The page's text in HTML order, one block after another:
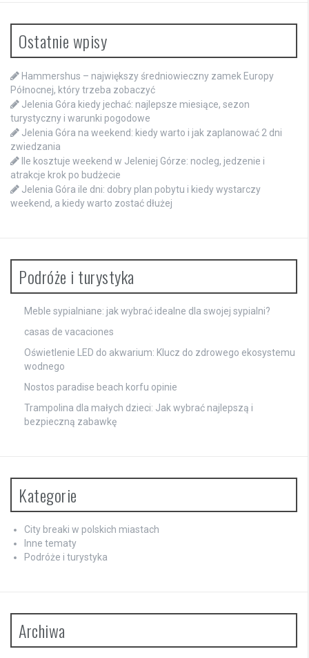
Ostatnie wpisy
Hammershus – największy średniowieczny zamek Europy
Północnej, który trzeba zobaczyć
Jelenia Góra kiedy jechać: najlepsze miesiące, sezon
turystyczny i warunki pogodowe
Jelenia Góra na weekend: kiedy warto i jak zaplanować 2 dni
zwiedzania
Ile kosztuje weekend w Jeleniej Górze: nocleg, jedzenie i
atrakcje krok po budżecie
Jelenia Góra ile dni: dobry plan pobytu i kiedy wystarczy
weekend, a kiedy warto zostać dłużej
Podróże i turystyka
Meble sypialniane: jak wybrać idealne dla swojej sypialni?
casas de vacaciones
Oświetlenie LED do akwarium: Klucz do zdrowego ekosystemu
wodnego
Nostos paradise beach korfu opinie
Trampolina dla małych dzieci: Jak wybrać najlepszą i
bezpieczną zabawkę
Kategorie
City breaki w polskich miastach
Inne tematy
Podróże i turystyka
Archiwa